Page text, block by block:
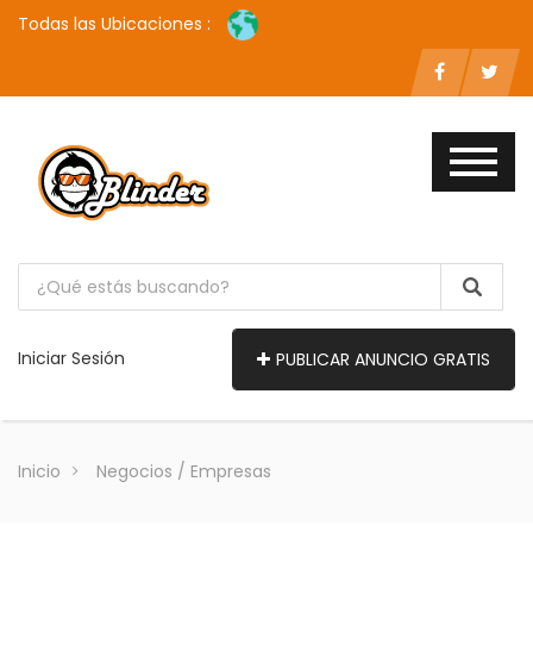
Todas las Ubicaciones :
Iniciar Sesión PUBLICAR ANUNCIO GRATIS
Inicio Negocios / Empresas